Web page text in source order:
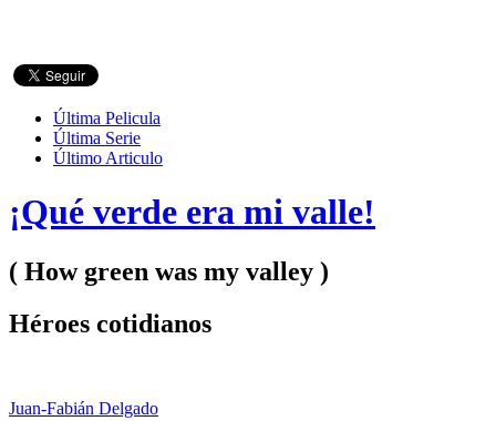
Última Pelicula
Última Serie
Último Articulo
¡Qué verde era mi valle!
( How green was my valley )
Héroes cotidianos
Juan-Fabián Delgado